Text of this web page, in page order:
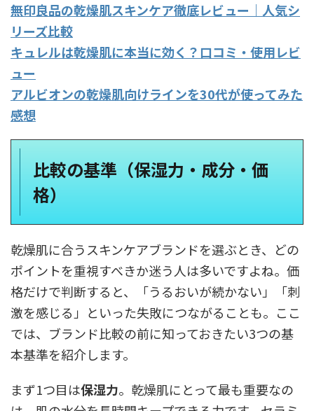
無印良品の乾燥肌スキンケア徹底レビュー｜人気シ
リーズ比較
キュレルは乾燥肌に本当に効く？口コミ・使用レビ
ュー
アルビオンの乾燥肌向けラインを30代が使ってみた
感想
比較の基準（保湿力・成分・価
格）
乾燥肌に合うスキンケアブランドを選ぶとき、どの
ポイントを重視すべきか迷う人は多いですよね。価
格だけで判断すると、「うるおいが続かない」「刺
激を感じる」といった失敗につながることも。ここ
では、ブランド比較の前に知っておきたい3つの基
本基準を紹介します。
まず1つ目は保湿力。乾燥肌にとって最も重要なの